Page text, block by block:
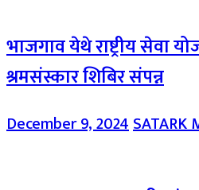
भाजगाव येथे राष्ट्रीय सेवा
श्रमसंस्कार शिबिर संपन्न
December 9, 2024SATARK